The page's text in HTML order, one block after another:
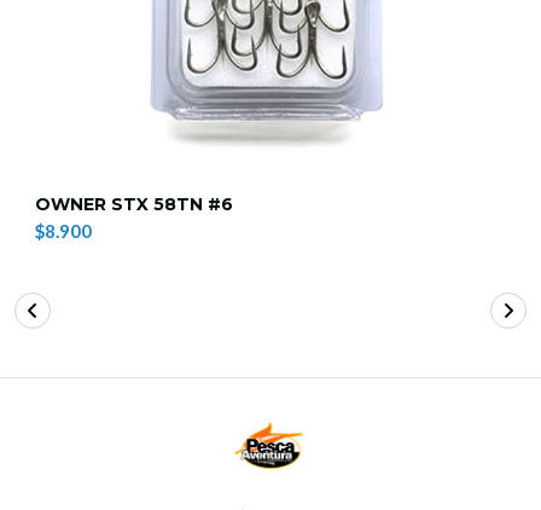
OWNER STX 58TN #6
$8.900